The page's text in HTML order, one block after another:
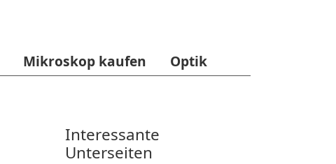
Mikroskop kaufen
Optik
Interessante
Unterseiten